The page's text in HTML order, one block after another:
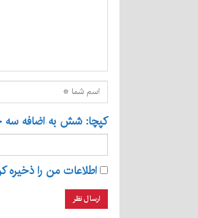
کپچا: شش به اضافه سه
اطلاعات من را ذخیره